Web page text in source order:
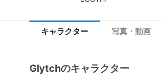
キャラクター 写真・動画
Glytchのキャラクター